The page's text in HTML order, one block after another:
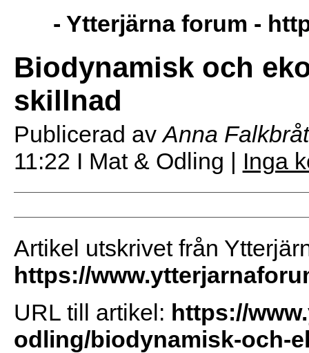
- Ytterjärna forum -
Biodynamisk och
skillnad
Publicerad avAnna
11:22 I Mat & Odling | Inga
Artikel utskrivet från
https://
URL till artikel: https://
odling/biodynamisk-och-